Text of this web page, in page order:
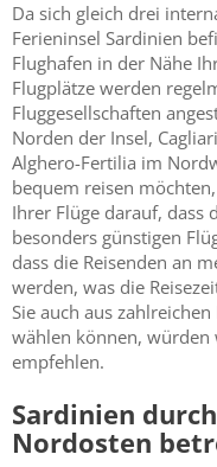
Da sich gleich drei
Ferieninsel Sardinien
Flughafen in der Nähe
Flugplätze werden
Fluggesellschaften
Norden der Insel,
Alghero-Fertilia im
bequem reisen
Ihrer Flüge darauf, dass
besonders günstigen
dass die Reisenden an
werden, was die
Sie auch aus
wählen können,
empfehlen.
Sardinien
Nordosten